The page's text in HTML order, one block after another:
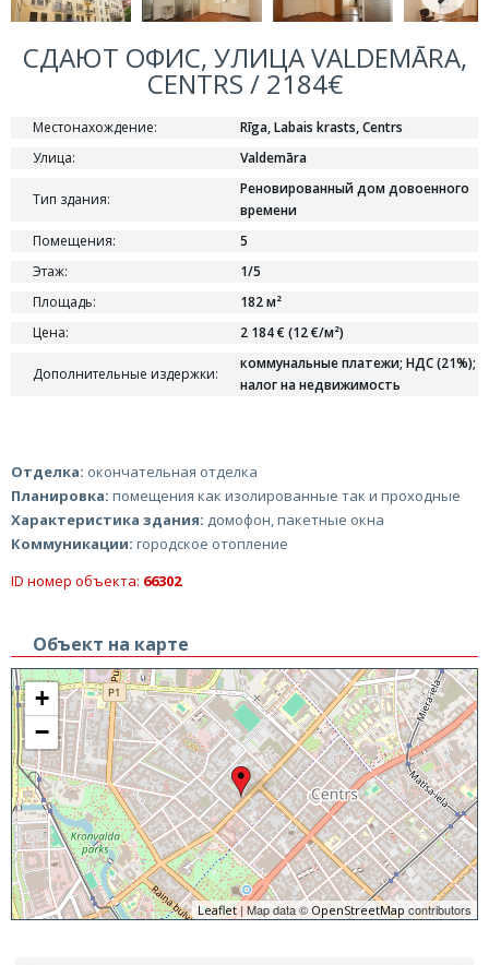
СДАЮТ ОФИС, УЛИЦА VALDEMĀRA,
CENTRS / 2184€
Местонахождение:
Rīga, Labais krasts, Centrs
Улица:
Valdemāra
Тип здания:
Реновированный дом довоенного
времени
Помещения:
5
Этаж:
1/5
Площадь:
182 м²
Цена:
2 184 € (12 €/м²)
Дополнительные издержки:
коммунальные платежи; НДС (21%);
налог на недвижимость
Отделка: окончательная отделка
Планировка: помещения как изолированные так и проходные
Характеристика здания: домофон, пакетные окна
Коммуникации: городское отопление
ID номер объекта: 66302
Объект на карте
+
−
Leaflet | Map data ©OpenStreetMap contributors